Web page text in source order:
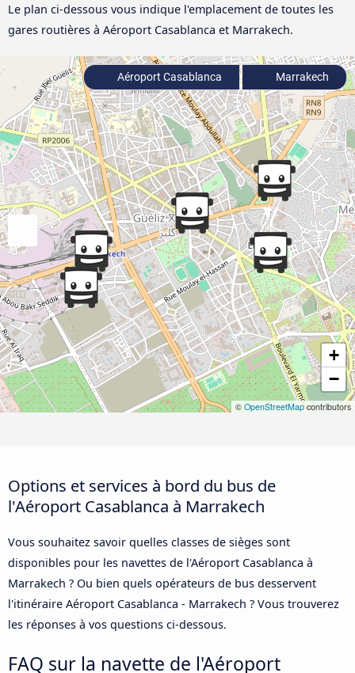
Le plan ci-dessous vous indique l'emplacement de toutes les
gares routières à Aéroport Casablanca et Marrakech.
+
−
© OpenStreetMapcontributors
Aéroport Casablanca Marrakech
Options et services à bord du bus de
l'Aéroport Casablanca à Marrakech
Vous souhaitez savoir quelles classes de sièges sont
disponibles pour les navettes de l'Aéroport Casablanca à
Marrakech ? Ou bien quels opérateurs de bus desservent
l'itinéraire Aéroport Casablanca - Marrakech ? Vous trouverez
les réponses à vos questions ci-dessous.
FAQ sur la navette de l'Aéroport